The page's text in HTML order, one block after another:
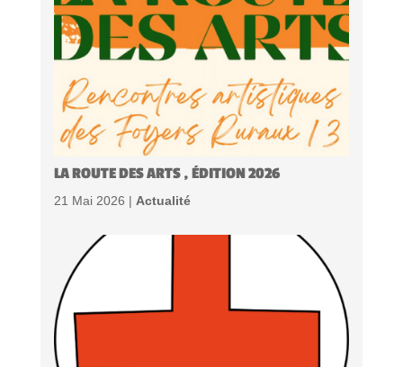
LA ROUTE DES ARTS , ÉDITION 2026
21 Mai 2026 | Actualité